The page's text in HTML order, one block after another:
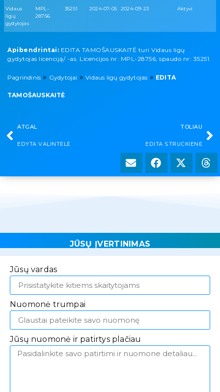
Vidaus
ligų
gydytojas
MPL-
28756
35251 2024-07-05 2024-09-23 Aktyvi
Apibendrintai: EDITA TAMOŠAUSKAITĖ turi Vidaus ligų
gydytojas licenciją/ -as. Licencijos nr: MPL-28756, spaudo nr: 35251.
Pagrindinis » Gydytojai »Vidaus ligų gydytojas » EDITA
TAMOŠAUSKAITĖ
ATGAL
EDYTA VALINTĖLĖ
TOLIAU
EDITA STRUCKIENĖ
JŪSŲ ĮVERTINIMAS
Jūsų vardas
Nuomonė trumpai
Jūsų nuomonė ir patirtys plačiau